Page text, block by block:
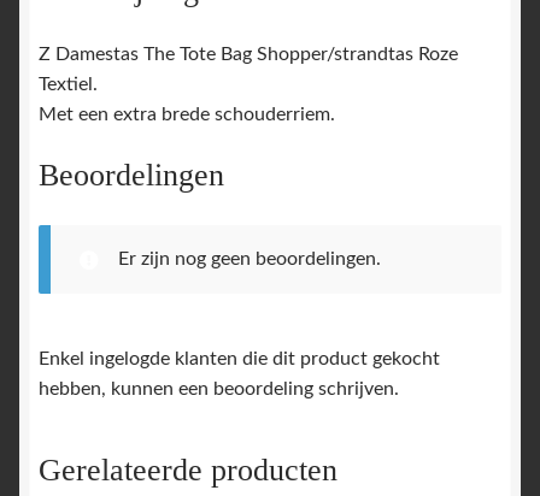
Z Damestas The Tote Bag Shopper/strandtas Roze
Textiel.
Met een extra brede schouderriem.
Beoordelingen
Er zijn nog geen beoordelingen.
Enkel ingelogde klanten die dit product gekocht
hebben, kunnen een beoordeling schrijven.
Gerelateerde producten